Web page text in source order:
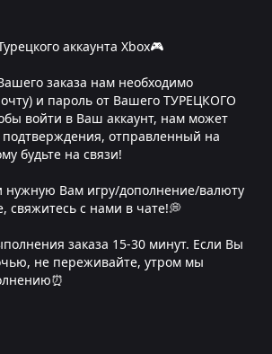
аккаунта Xbox🎮
заказа нам необходимо
и пароль от Вашего ТУРЕЦКОГО
войти в Ваш аккаунт, нам может
подтверждения, отправленный на
будьте на связи!
Вам игру/дополнение/валюту
свяжитесь с нами в чате!💭
заказа 15-30 минут. Если Вы
не переживайте, утром мы